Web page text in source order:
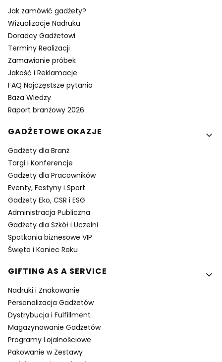
Jak zamówić gadżety?
Wizualizacje Nadruku
Doradcy Gadżetowi
Terminy Realizacji
Zamawianie próbek
Jakość i Reklamacje
FAQ Najczęstsze pytania
Baza Wiedzy
Raport branżowy 2026
GADŻETOWE OKAZJE
Gadżety dla Branż
Targi i Konferencje
Gadżety dla Pracowników
Eventy, Festyny i Sport
Gadżety Eko, CSR i ESG
Administracja Publiczna
Gadżety dla Szkół i Uczelni
Spotkania biznesowe VIP
Święta i Koniec Roku
GIFTING AS A SERVICE
Nadruki i Znakowanie
Personalizacja Gadżetów
Dystrybucja i Fulfillment
Magazynowanie Gadżetów
Programy Lojalnościowe
Pakowanie w Zestawy